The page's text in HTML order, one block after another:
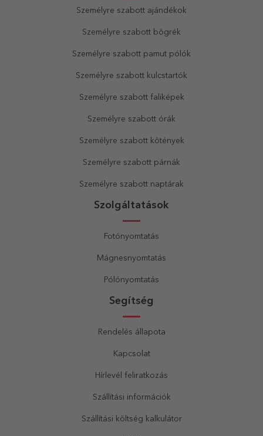
Személyre szabott ajándékok
Személyre szabott bögrék
Személyre szabott pamut pólók
Személyre szabott kulcstartók
Személyre szabott faliképek
Személyre szabott órák
Személyre szabott kötények
Személyre szabott párnák
Személyre szabott naptárak
Szolgáltatások
Fotónyomtatás
Mágnesnyomtatás
Pólónyomtatás
Segítség
Rendelés állapota
Kapcsolat
Hírlevél feliratkozás
Szállítási információk
Szállítási költség kalkulátor